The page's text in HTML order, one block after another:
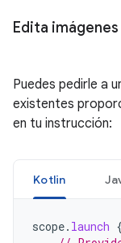
Edita
Puedes pedirle a
existentes
en tu instrucción:
Kotlin
scope. launch {